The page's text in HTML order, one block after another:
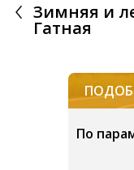
Зимняя и
Гатная
По